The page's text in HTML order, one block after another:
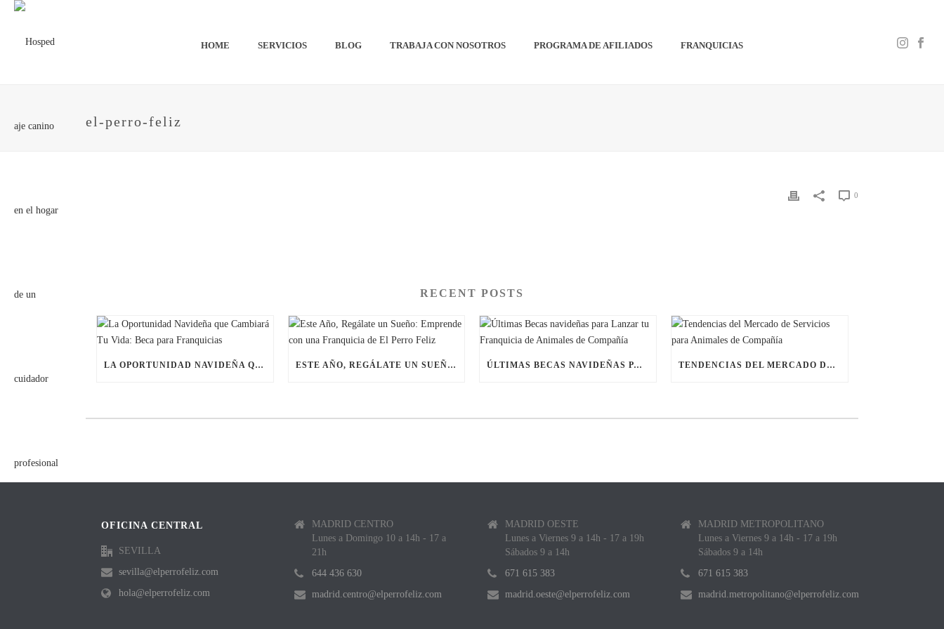
HOME SERVICIOS BLOG TRABAJA CON NOSOTROS PROGRAMA DE AFILIADOS FRANQUICIAS
el-perro-feliz
0
RECENT POSTS
LA OPORTUNIDAD NAVIDEÑA QUE CAMBIARÁ TU VIDA: BECA PARA FRANQUICIAS ESTE AÑO, REGÁLATE UN SUEÑO: EMPRENDE CON UNA FRANQUICIA DE EL PERRO FELIZ ÚLTIMAS BECAS NAVIDEÑAS PARA LANZAR TU FRANQUICIA DE ANIMALES DE COMPAÑÍA TENDENCIAS DEL MERCADO DE SERVICIOS PARA ANIMALES DE COMPAÑÍA
OFICINA CENTRAL
SEVILLA
sevilla@elperrofeliz.com
hola@elperrofeliz.com
MADRID CENTRO
Lunes a Domingo 10 a 14h - 17 a
21h
644 436 630
madrid.centro@elperrofeliz.com
MADRID OESTE
Lunes a Viernes 9 a 14h - 17 a 19h
Sábados 9 a 14h
671 615 383
madrid.oeste@elperrofeliz.com
MADRID METROPOLITANO
Lunes a Viernes 9 a 14h - 17 a 19h
Sábados 9 a 14h
671 615 383
madrid.metropolitano@elperrofeliz.com